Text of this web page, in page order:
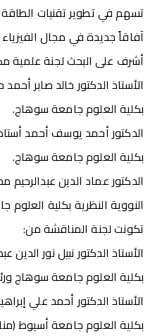
تسهم في تطوير تقنيات
آفاقاً جديدة في مجال الفيزياء
أشرف على البحث لجنة علمية
الأستاذ الدكتور خالد صابر
بكلية العلوم جامعة سوهاج.
الدكتور أحمد يوسف أحمد أستاذ
بكلية العلوم جامعة سوهاج.
الدكتور عماد الدين عبدالرحيم
النووية النظرية بكلية
تكونت لجنة المناقشة من:
الأستاذ الدكتور نبيل نور الدين
بكلية العلوم جامعة سوهاج
الأستاذ الدكتور أحمد علي
بكلية العلوم جامعة أسيوط